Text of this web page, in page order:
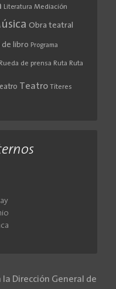
Literatura Mediación
Obra teatral
de libro Programa
Rueda de prensa Ruta Ruta
Teatro Títeres
Dirección General de